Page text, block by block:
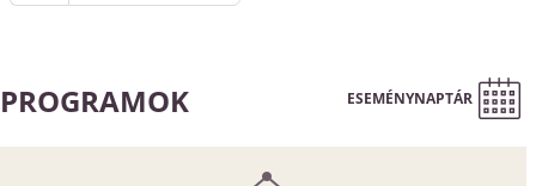
PROGRAMOK ESEMÉNYNAPTÁR